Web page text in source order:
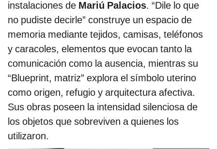
instalaciones de Mariú Palacios. “Dile lo que
no pudiste decirle” construye un espacio de
memoria mediante tejidos, camisas, teléfonos
y caracoles, elementos que evocan tanto la
comunicación como la ausencia, mientras su
“Blueprint, matriz” explora el símbolo uterino
como origen, refugio y arquitectura afectiva.
Sus obras poseen la intensidad silenciosa de
los objetos que sobreviven a quienes los
utilizaron.